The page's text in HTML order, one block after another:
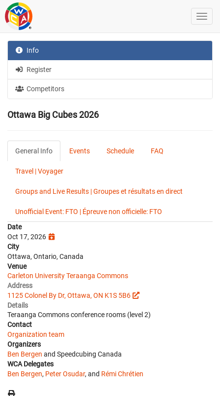
Info
Register
Competitors
Ottawa Big Cubes 2026
General Info Events Schedule FAQ
Travel | Voyager
Groups and Live Results | Groupes et résultats en direct
Unofficial Event: FTO | Épreuve non officielle: FTO
Date
Oct 17, 2026
City
Ottawa, Ontario, Canada
Venue
Carleton University Teraanga Commons
Address
1125 Colonel By Dr, Ottawa, ON K1S 5B6
Details
Teraanga Commons conference rooms (level 2)
Contact
Organization team
Organizers
Ben Bergen and Speedcubing Canada
WCA Delegates
Ben Bergen, Peter Osudar, and Rémi Chrétien